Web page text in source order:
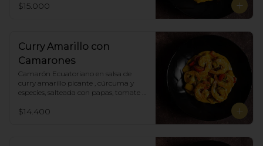
$15.000
Curry Amarillo con
Camarones
Camarón Ecuatoriano en salsa de
curry amarillo picante , cúrcuma y
especies, salteada con papas, tomate
arroz blanco.
$14.400